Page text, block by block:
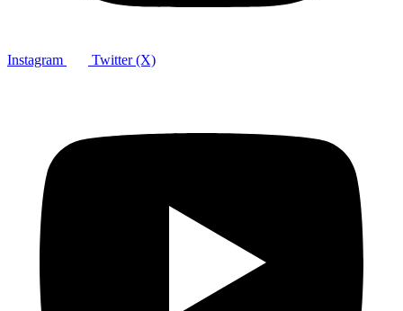
Instagram Twitter (X)